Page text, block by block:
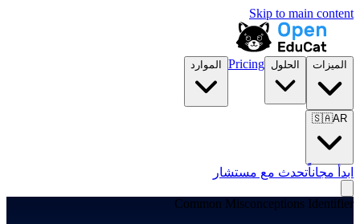
Skip to main content
الميزات الحلول Pricing الموارد
🇸🇦AR
ابدأ مجاناًتحدث مع مستشار
Common Misconceptions Identifier